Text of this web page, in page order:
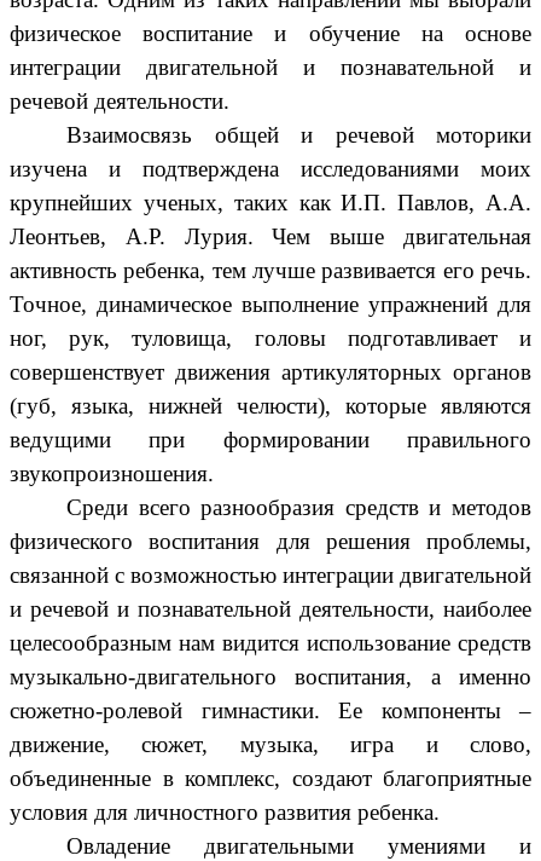
физическое воспитание и обучение на основе
интеграции двигательной и познавательной и
речевой деятельности.
Взаимосвязь общей и речевой моторики
изучена и подтверждена исследованиями моих
крупнейших ученых, таких как И.П. Павлов, А.А.
Леонтьев, А.Р. Лурия. Чем выше двигательная
активность ребенка, тем лучше развивается его речь.
Точное, динамическое выполнение упражнений для
ног, рук, туловища, головы подготавливает и
совершенствует движения артикуляторных органов
(губ, языка, нижней челюсти), которые являются
ведущими при формировании правильного
звукопроизношения.
Среди всего разнообразия средств и методов
физического воспитания для решения проблемы,
связанной с возможностью интеграции двигательной
и речевой и познавательной деятельности, наиболее
целесообразным нам видится использование средств
музыкально-двигательного воспитания, а именно
сюжетно-ролевой гимнастики. Ее компоненты –
движение, сюжет, музыка, игра и слово,
объединенные в комплекс, создают благоприятные
условия для личностного развития ребенка.
Овладение двигательными умениями и